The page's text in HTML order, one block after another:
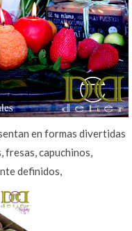
en formas divertidas
fresas, capuchinos,
definidos,